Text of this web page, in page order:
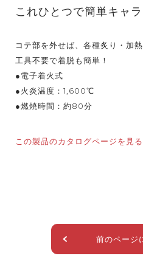
これひとつで簡単キャラ
コテ部を外せば、各種炙り・加
工具不要で着脱も簡単！
●電子着火式
●火炎温度：1,600℃
●燃焼時間：約80分
この製品のカタログページを見る
前のページ